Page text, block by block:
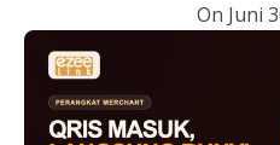
On Juni